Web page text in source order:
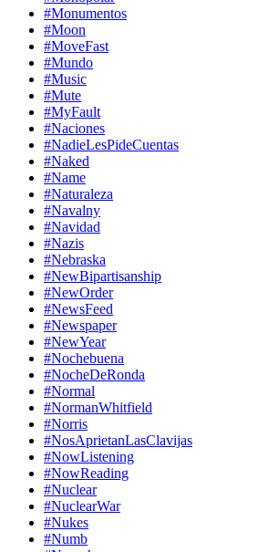
#Monumentos
#Moon
#MoveFast
#Mundo
#Music
#Mute
#MyFault
#Naciones
#NadieLesPideCuentas
#Naked
#Name
#Naturaleza
#Navalny
#Navidad
#Nazis
#Nebraska
#NewBipartisanship
#NewOrder
#NewsFeed
#Newspaper
#NewYear
#Nochebuena
#NocheDeRonda
#Normal
#NormanWhitfield
#Norris
#NosAprietanLasClavijas
#NowListening
#NowReading
#Nuclear
#NuclearWar
#Nukes
#Numb